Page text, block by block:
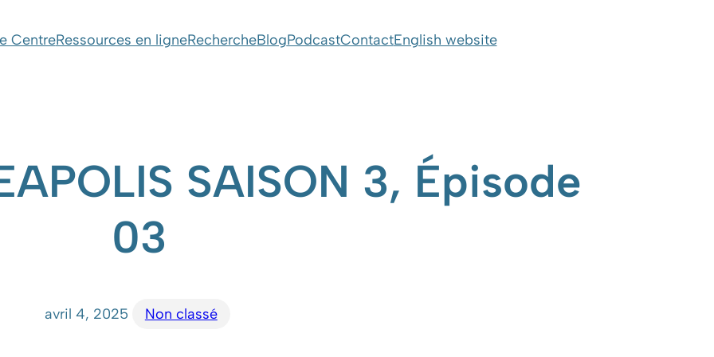
CentreRessources en ligneRechercheBlogPodcastContactEnglish website
SAISON 3, Épisode
03
avril 4, 2025 Non classé